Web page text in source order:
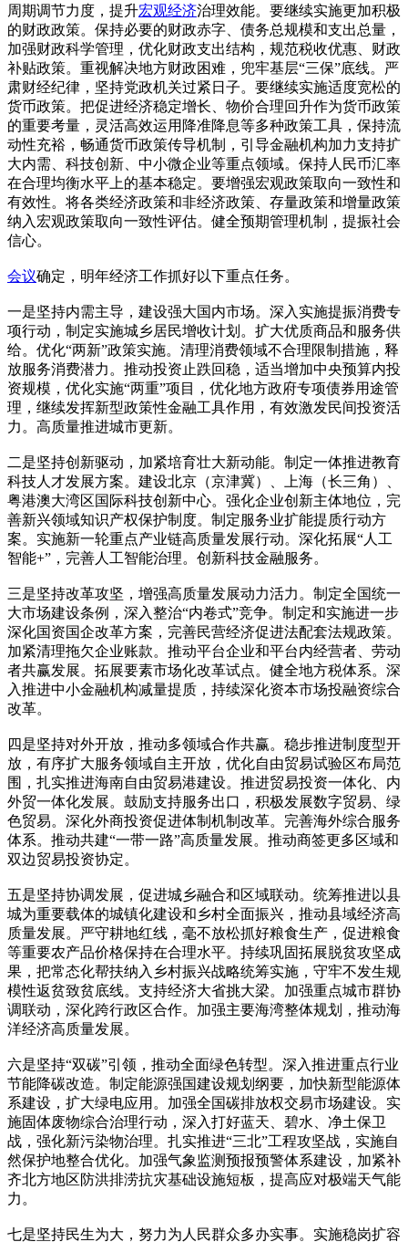
周期调节力度，提升宏观经济治理效能。要继续实施更加积极
的财政政策。保持必要的财政赤字、债务总规模和支出总量，
加强财政科学管理，优化财政支出结构，规范税收优惠、财政
补贴政策。重视解决地方财政困难，兜牢基层“三保”底线。严
肃财经纪律，坚持党政机关过紧日子。要继续实施适度宽松的
货币政策。把促进经济稳定增长、物价合理回升作为货币政策
的重要考量，灵活高效运用降准降息等多种政策工具，保持流
动性充裕，畅通货币政策传导机制，引导金融机构加力支持扩
大内需、科技创新、中小微企业等重点领域。保持人民币汇率
在合理均衡水平上的基本稳定。要增强宏观政策取向一致性和
有效性。将各类经济政策和非经济政策、存量政策和增量政策
纳入宏观政策取向一致性评估。健全预期管理机制，提振社会
信心。
会议确定，明年经济工作抓好以下重点任务。
一是坚持内需主导，建设强大国内市场。深入实施提振消费专
项行动，制定实施城乡居民增收计划。扩大优质商品和服务供
给。优化“两新”政策实施。清理消费领域不合理限制措施，释
放服务消费潜力。推动投资止跌回稳，适当增加中央预算内投
资规模，优化实施“两重”项目，优化地方政府专项债券用途管
理，继续发挥新型政策性金融工具作用，有效激发民间投资活
力。高质量推进城市更新。
二是坚持创新驱动，加紧培育壮大新动能。制定一体推进教育
科技人才发展方案。建设北京（京津冀）、上海（长三角）、
粤港澳大湾区国际科技创新中心。强化企业创新主体地位，完
善新兴领域知识产权保护制度。制定服务业扩能提质行动方
案。实施新一轮重点产业链高质量发展行动。深化拓展“人工
智能+”，完善人工智能治理。创新科技金融服务。
三是坚持改革攻坚，增强高质量发展动力活力。制定全国统一
大市场建设条例，深入整治“内卷式”竞争。制定和实施进一步
深化国资国企改革方案，完善民营经济促进法配套法规政策。
加紧清理拖欠企业账款。推动平台企业和平台内经营者、劳动
者共赢发展。拓展要素市场化改革试点。健全地方税体系。深
入推进中小金融机构减量提质，持续深化资本市场投融资综合
改革。
四是坚持对外开放，推动多领域合作共赢。稳步推进制度型开
放，有序扩大服务领域自主开放，优化自由贸易试验区布局范
围，扎实推进海南自由贸易港建设。推进贸易投资一体化、内
外贸一体化发展。鼓励支持服务出口，积极发展数字贸易、绿
色贸易。深化外商投资促进体制机制改革。完善海外综合服务
体系。推动共建“一带一路”高质量发展。推动商签更多区域和
双边贸易投资协定。
五是坚持协调发展，促进城乡融合和区域联动。统筹推进以县
城为重要载体的城镇化建设和乡村全面振兴，推动县域经济高
质量发展。严守耕地红线，毫不放松抓好粮食生产，促进粮食
等重要农产品价格保持在合理水平。持续巩固拓展脱贫攻坚成
果，把常态化帮扶纳入乡村振兴战略统筹实施，守牢不发生规
模性返贫致贫底线。支持经济大省挑大梁。加强重点城市群协
调联动，深化跨行政区合作。加强主要海湾整体规划，推动海
洋经济高质量发展。
六是坚持“双碳”引领，推动全面绿色转型。深入推进重点行业
节能降碳改造。制定能源强国建设规划纲要，加快新型能源体
系建设，扩大绿电应用。加强全国碳排放权交易市场建设。实
施固体废物综合治理行动，深入打好蓝天、碧水、净土保卫
战，强化新污染物治理。扎实推进“三北”工程攻坚战，实施自
然保护地整合优化。加强气象监测预报预警体系建设，加紧补
齐北方地区防洪排涝抗灾基础设施短板，提高应对极端天气能
力。
七是坚持民生为大，努力为人民群众多办实事。实施稳岗扩容